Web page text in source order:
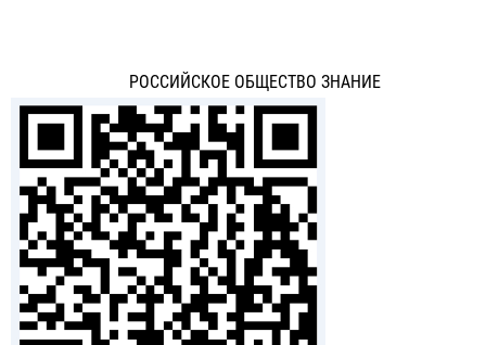
РОССИЙСКОЕ ОБЩЕСТВО ЗНАНИЕ